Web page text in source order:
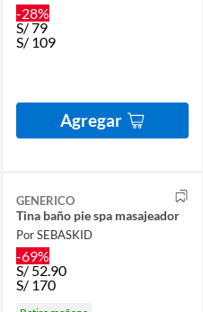
-28%
S/79
S/ 109
Agregar
GENERICO
Tina baño pie spa masajeador
Por SEBASKID
-69%
S/52.90
S/ 170